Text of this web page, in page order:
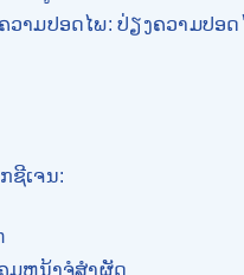
າມປອດໄພ: ປ່ຽງຄວາມປອ
ຊີເຈນ:
ມຫນ້າຈໍສໍາຜັດ